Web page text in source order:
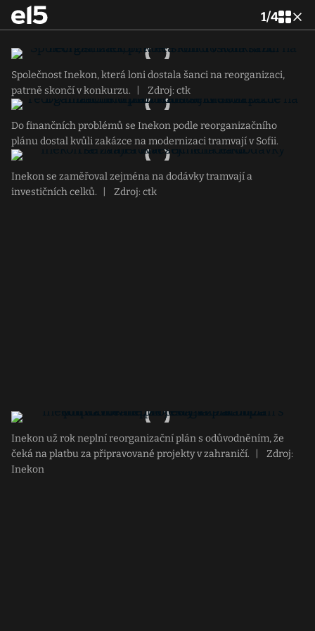
1/4
Společnost Inekon, která loni dostala šanci na reorganizaci,
patrně skončí v konkurzu.
Zdroj: ctk
Do finančních problémů se Inekon podle reorganizačního
plánu dostal kvůli zakázce na modernizaci tramvají v Sofii.
Inekon se zaměřoval zejména na dodávky tramvají a
investičních celků.
Zdroj: ctk
Inekon už rok neplní reorganizační plán s odůvodněním, že
čeká na platbu za připravované projekty v zahraničí.
Zdroj:
Inekon